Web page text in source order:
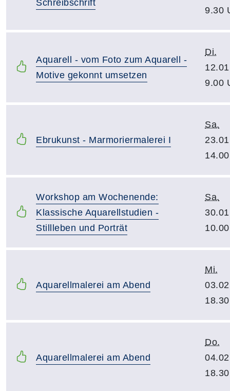
Schreibschrift
9.30
Aquarell - vom Foto zum Aquarell -
Motive gekonnt umsetzen
Di.
9.00
Ebrukunst - Marmoriermalerei I
Sa.
Workshop am Wochenende:
Klassische Aquarellstudien -
Stillleben und Porträt
Sa.
Aquarellmalerei am Abend
Mi.
Aquarellmalerei am Abend
Do.